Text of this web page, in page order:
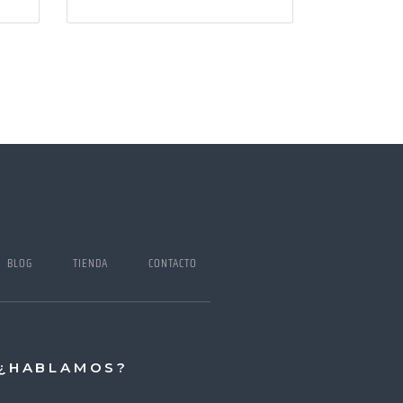
BLOG TIENDA CONTACTO